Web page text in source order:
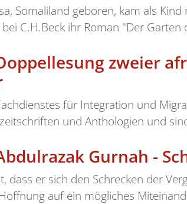
Somaliland geboren, kam als
C.H.Beck ihr Roman "Der
zweier
für Integration und
und Anthologien und
Gurnah -
dass er sich den Schrecken der
auf ein mögliches